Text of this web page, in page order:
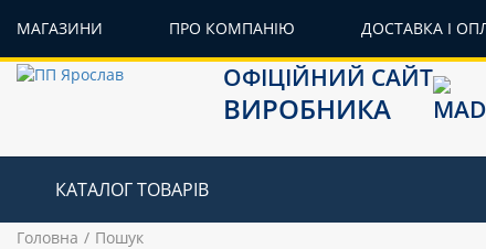
МАГАЗИНИ ПРО КОМПАНІЮ ДОСТАВКА І
ОФІЦІЙНИЙ САЙТ
ВИРОБНИКА
КАТАЛОГ ТОВАРІВ
Головна Пошук